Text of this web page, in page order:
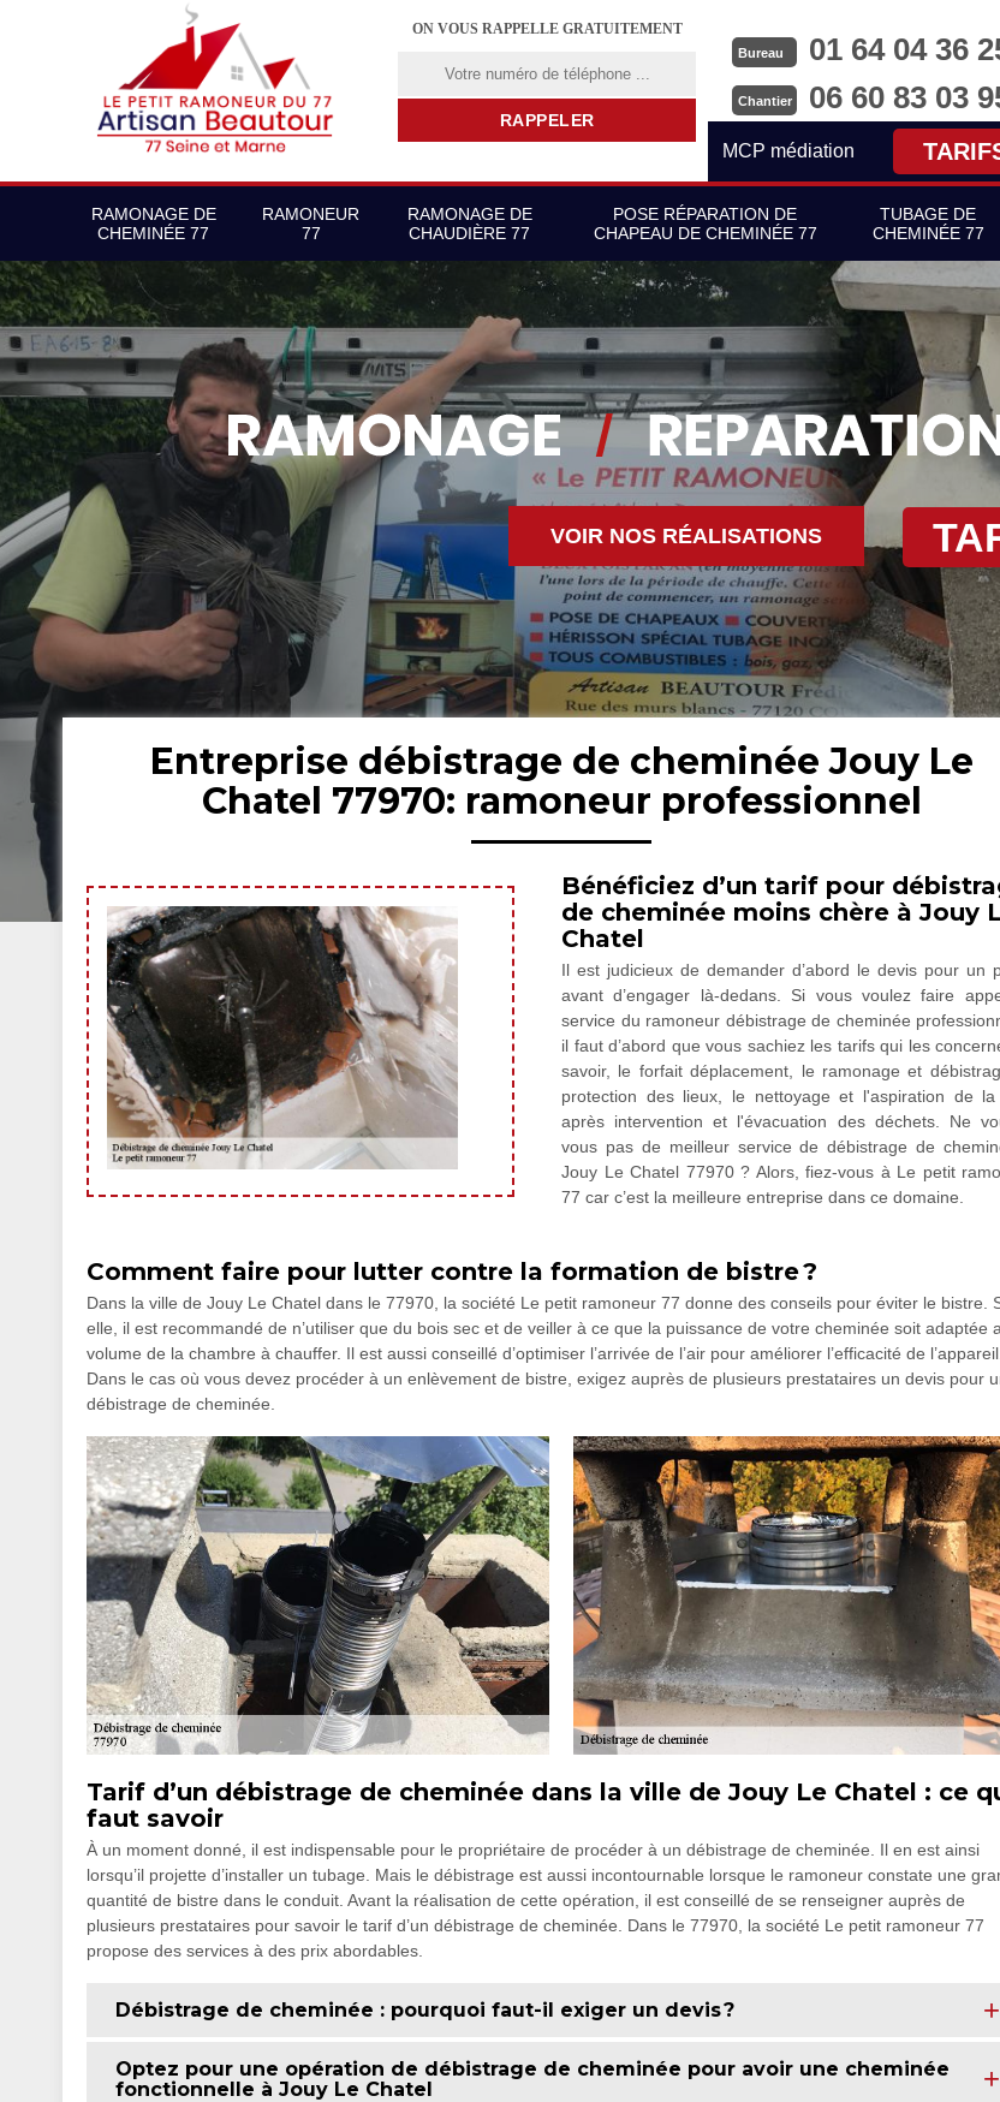
ON VOUS RAPPELLE GRATUITEMENT
Bureau 01 64 04 36
Chantier 06 60 83 03
MCP médiation
RAMONAGE DE
CHEMINÉE 77
RAMONEUR
77
RAMONAGE DE
CHAUDIÈRE 77
POSE RÉPARATION DE
CHAPEAU DE CHEMINÉE 77
TUBAGE DE
CHEMINÉE 77
VOIR NOS RÉALISATIONS
Entreprise débistrage de cheminée Jouy Le
Chatel 77970: ramoneur professionnel
Bénéficiez d’un tarif pour
de cheminée moins chère à Jouy
Chatel
Il est judicieux de demander d’abord le devis pour un
avant d’engager là-dedans. Si vous voulez faire
service du ramoneur débistrage de cheminée
il faut d’abord que vous sachiez les tarifs qui les
savoir, le forfait déplacement, le ramonage et
protection des lieux, le nettoyage et l'aspiration de la
après intervention et l'évacuation des déchets. Ne
vous pas de meilleur service de débistrage de
Jouy Le Chatel 77970 ? Alors, fiez-vous à Le petit
77 car c’est la meilleure entreprise dans ce domaine.
Comment faire pour lutter contre la formation de bistre ?
Dans la ville de Jouy Le Chatel dans le 77970, la société Le petit ramoneur 77 donne des conseils pour éviter le bistre.
elle, il est recommandé de n’utiliser que du bois sec et de veiller à ce que la puissance de votre cheminée soit adaptée
volume de la chambre à chauffer. Il est aussi conseillé d’optimiser l’arrivée de l’air pour améliorer l’efficacité de l’appareil.
Dans le cas où vous devez procéder à un enlèvement de bistre, exigez auprès de plusieurs prestataires un devis pour
débistrage de cheminée.
Tarif d’un débistrage de cheminée dans la ville de Jouy Le Chatel : ce
faut savoir
À un moment donné, il est indispensable pour le propriétaire de procéder à un débistrage de cheminée. Il en est ainsi
lorsqu’il projette d’installer un tubage. Mais le débistrage est aussi incontournable lorsque le ramoneur constate une
quantité de bistre dans le conduit. Avant la réalisation de cette opération, il est conseillé de se renseigner auprès de
plusieurs prestataires pour savoir le tarif d’un débistrage de cheminée. Dans le 77970, la société Le petit ramoneur 77
propose des services à des prix abordables.
Débistrage de cheminée : pourquoi faut-il exiger un devis ?
Optez pour une opération de débistrage de cheminée pour avoir une cheminée
fonctionnelle à Jouy Le Chatel